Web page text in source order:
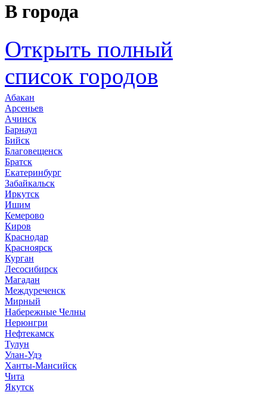
В города
Открыть полный
список городов
Абакан
Арсеньев
Ачинск
Барнаул
Бийск
Благовещенск
Братск
Екатеринбург
Забайкальск
Иркутск
Ишим
Кемерово
Киров
Краснодар
Красноярск
Курган
Лесосибирск
Магадан
Междуреченск
Мирный
Набережные Челны
Нерюнгри
Нефтекамск
Тулун
Улан-Удэ
Ханты-Мансийск
Чита
Якутск